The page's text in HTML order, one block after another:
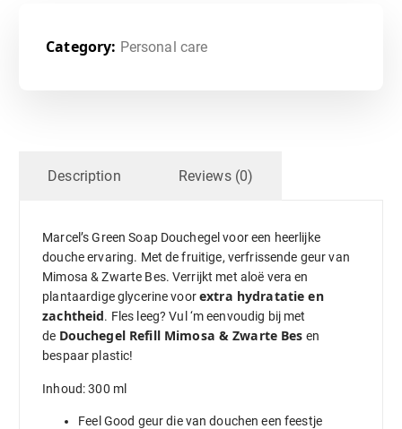
Category: Personal care
Description Reviews (0)
Marcel’s Green Soap Douchegel voor een heerlijke
douche ervaring. Met de fruitige, verfrissende geur van
Mimosa & Zwarte Bes. Verrijkt met aloë vera en
plantaardige glycerine voorextra hydratatie en
zachtheid. Fles leeg? Vul ‘m eenvoudig bij met
de Douchegel Refill Mimosa & Zwarte Bes en
bespaar plastic!
Inhoud: 300 ml
Feel Good geur die van douchen een feestje